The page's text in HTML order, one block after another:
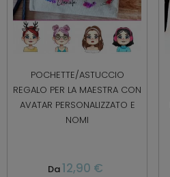
POCHETTE/ASTUCCIO
REGALO PER LA MAESTRA CON
AVATAR PERSONALIZZATO E
NOMI
Da12,90 €